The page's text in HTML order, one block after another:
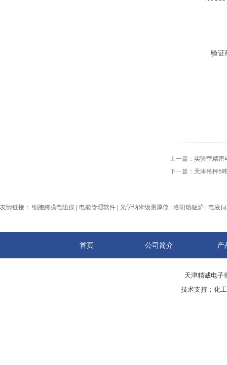
验证
上一篇： 实验室精密
下一篇： 天津吊秤5
友情链接： 细胞跨膜电阻仪 电能管理软件 光学纳米级测厚仪 洛阳熔融炉 电液
首页 公司简介 产
天津精诚电
技术支持： 化